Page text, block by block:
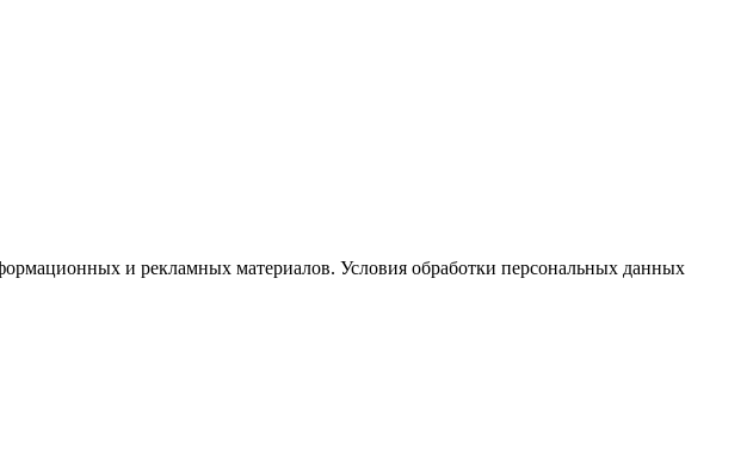
и рекламных материалов. Условия обработки персональных данных